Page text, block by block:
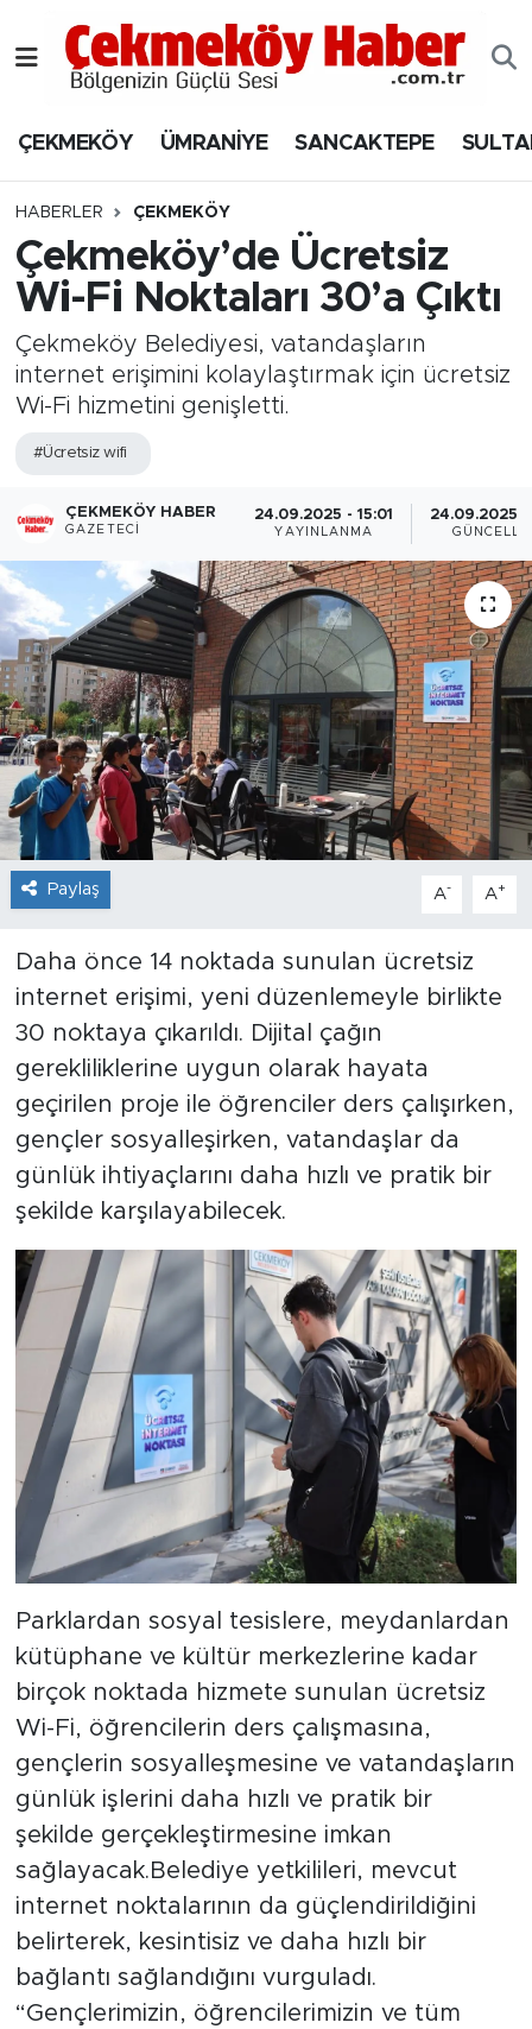
ÇEKMEKÖY ÜMRANİYE SANCAKTEPE
HABERLER ÇEKMEKÖY
Çekmeköy’de Ücretsiz
Wi-Fi Noktaları 30’a Çıktı
Çekmeköy Belediyesi, vatandaşların
internet erişimini kolaylaştırmak için ücretsiz
Wi-Fi hizmetini genişletti.
#Ücretsiz wifi
ÇEKMEKÖY HABER
GAZETECI
24.09.2025 - 15:01
YAYINLANMA
24.09.2025 -
Paylaş A- A+
Daha önce 14 noktada sunulan ücretsiz
internet erişimi, yeni düzenlemeyle birlikte
30 noktaya çıkarıldı. Dijital çağın
gerekliliklerine uygun olarak hayata
geçirilen proje ile öğrenciler ders çalışırken,
gençler sosyalleşirken, vatandaşlar da
günlük ihtiyaçlarını daha hızlı ve pratik bir
şekilde karşılayabilecek.
Parklardan sosyal tesislere, meydanlardan
kütüphane ve kültür merkezlerine kadar
birçok noktada hizmete sunulan ücretsiz
Wi-Fi, öğrencilerin ders çalışmasına,
gençlerin sosyalleşmesine ve vatandaşların
günlük işlerini daha hızlı ve pratik bir
şekilde gerçekleştirmesine imkan
sağlayacak.Belediye yetkilileri, mevcut
internet noktalarının da güçlendirildiğini
belirterek, kesintisiz ve daha hızlı bir
bağlantı sağlandığını vurguladı.
“Gençlerimizin, öğrencilerimizin ve tüm
Nöbetçi Eczaneler
Hava Durumu
Namaz Vakitleri
Trafik Durumu
Süper Lig Puan Durumu ve Fikstür
Tüm Manşetler
Son Dakika Haberleri
Haber Arşivi